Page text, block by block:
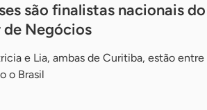
são finalistas nacionais
de Negócios
e Lia, ambas de Curitiba, estão entre
o Brasil